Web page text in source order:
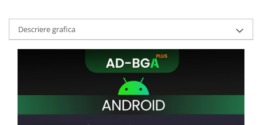
Descriere grafica